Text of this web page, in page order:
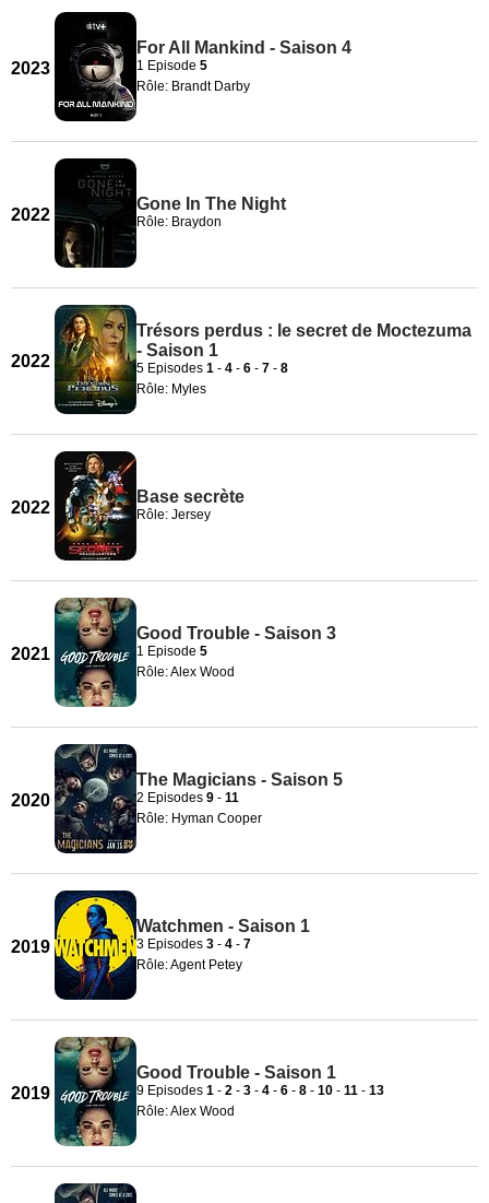
2023
For All Mankind - Saison 4
1 Episode 5
Rôle: Brandt Darby
2022
Gone In The Night
Rôle: Braydon
2022
Trésors perdus : le secret de Moctezuma
- Saison 1
5 Episodes 1 - 4 - 6 - 7 - 8
Rôle: Myles
2022
Base secrète
Rôle: Jersey
2021
Good Trouble - Saison 3
1 Episode 5
Rôle: Alex Wood
2020
The Magicians - Saison 5
2 Episodes 9 - 11
Rôle: Hyman Cooper
2019
Watchmen - Saison 1
3 Episodes 3 - 4 - 7
Rôle: Agent Petey
2019
Good Trouble - Saison 1
9 Episodes 1 - 2 - 3 - 4 - 6 - 8 - 10 - 11 - 13
Rôle: Alex Wood